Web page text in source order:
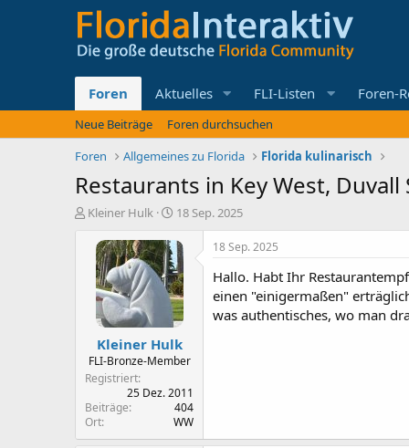
Foren Aktuelles FLI-Listen Foren-
Neue Beiträge
Foren durchsuchen
Foren
Allgemeines zu Florida Florida kulinarisch
Restaurants in Key West, Duvall
E
Kleiner Hulk
E
s
t
e
l
l
t
a
m
18 Sep. 2025
Kleiner Hulk
FLI-Bronze-Member
Registriert
25 Dez. 2011
Beiträge
404
Ort
WW
18 Sep. 2025
Hallo. Habt Ihr
einen "einigermaßen"
was authentisches, wo man